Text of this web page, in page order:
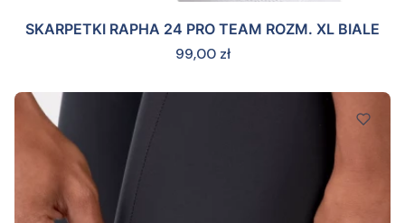
SKARPETKI RAPHA 24 PRO TEAM ROZM. XL BIALE
Cena
99,00 zł